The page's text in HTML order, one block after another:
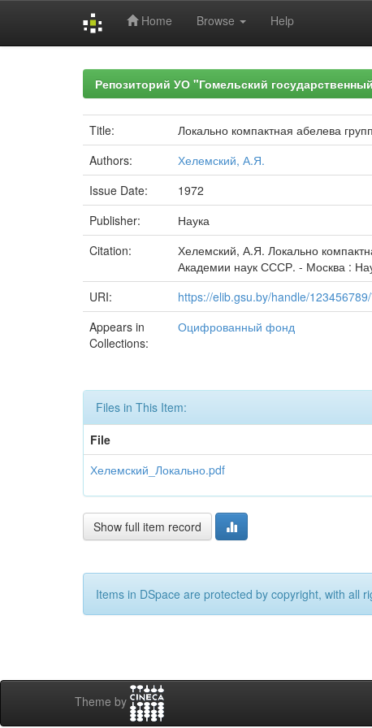
Home Browse Help
Репозиторий УО "Гомельский
Title:
Локально компактная абелева
Authors:
Хелемский, А.Я.
Issue Date:
1972
Publisher:
Наука
Citation:
Хелемский, А.Я. Локально
Академии наук СССР. - Москва :
URI:
https://elib.gsu.by/handle/
Appears in
Collections:
Оцифрованный фонд
Files in This Item:
File
Хелемский_Локально.pdf
Show full item record
Items in DSpace are protected by copyright, with all
Theme by